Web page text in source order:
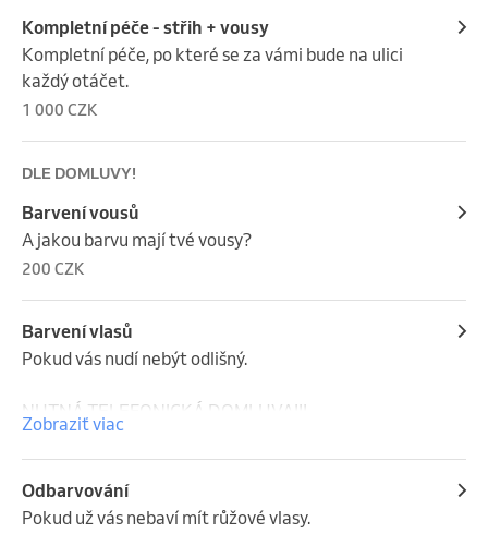
Kompletní péče - střih + vousy
Kompletní péče, po které se za vámi bude na ulici
každý otáčet.
1 000 CZK
DLE DOMLUVY!
Barvení vousů
A jakou barvu mají tvé vousy?
200 CZK
Barvení vlasů
Pokud vás nudí nebýt odlišný.
NUTNÁ TELEFONICKÁ DOMLUVA!!!
Tohle není sranda, bude potřeba se telefonicky spojit
a dohodnout, jakou parádu vytvoříme.
Cena dle domluvy!
Zobraziť viac
Odbarvování
Pokud už vás nebaví mít růžové vlasy.